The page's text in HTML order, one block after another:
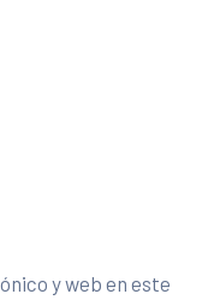
y web en este